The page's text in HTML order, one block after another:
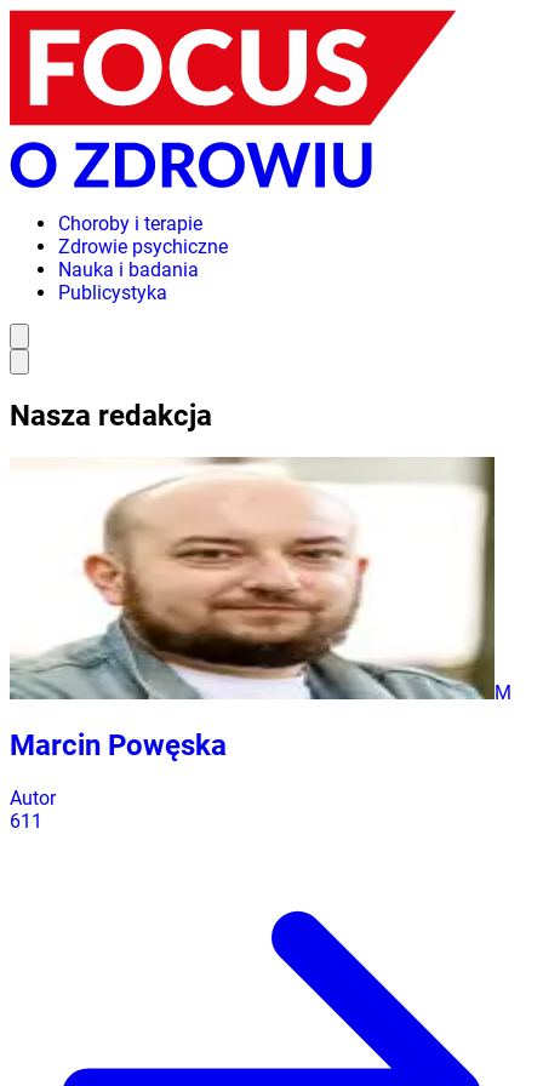
Choroby i terapie
Zdrowie psychiczne
Nauka i badania
Publicystyka
Nasza redakcja
M
Marcin Powęska
Autor
611